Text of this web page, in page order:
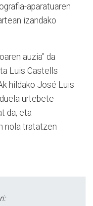
aparatuaren
izandako
auzia” da
Luis Castells
hildako José Luis
urtebete
da, eta
nola tratatzen